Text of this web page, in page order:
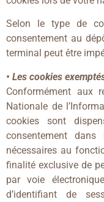
Selon le type de
consentement au
terminal peut être
• Les cookies
Conformément aux
Nationale de
cookies sont
consentement
nécessaires au
finalité exclusive de
par voie
d’identifiant de